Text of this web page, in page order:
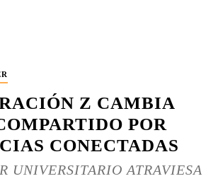
Z CAMBIA
POR
CONECTADAS
UNIVERSITARIO ATRAVIESA